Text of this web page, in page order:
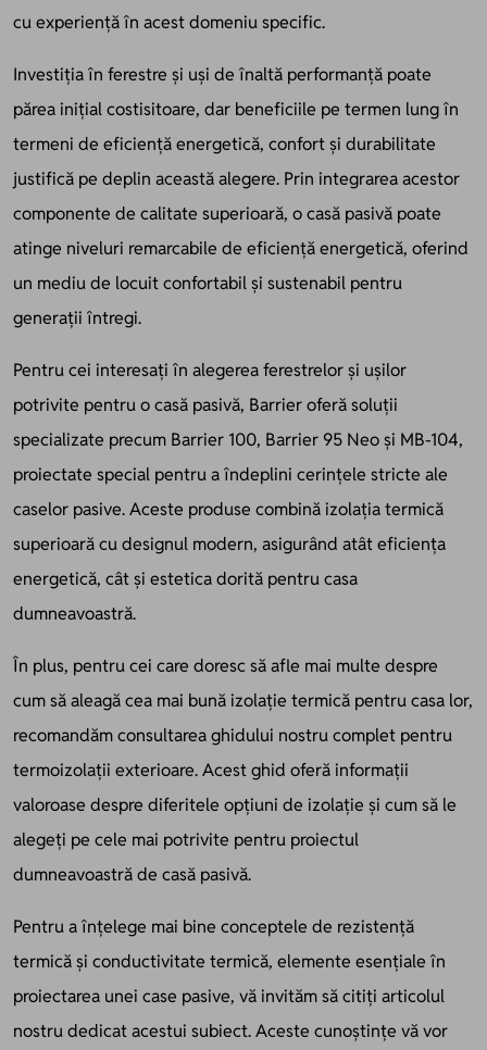
cu experiență în acest domeniu specific.
Investiția în ferestre și uși de înaltă performanță poate
părea inițial costisitoare, dar beneficiile pe termen lung în
termeni de eficiență energetică, confort și durabilitate
justifică pe deplin această alegere. Prin integrarea acestor
componente de calitate superioară, o casă pasivă poate
atinge niveluri remarcabile de eficiență energetică, oferind
un mediu de locuit confortabil și sustenabil pentru
generații întregi.
Pentru cei interesați în alegerea ferestrelor și ușilor
potrivite pentru o casă pasivă, Barrier oferă soluții
specializate precum Barrier 100, Barrier 95 Neo și MB-104,
proiectate special pentru a îndeplini cerințele stricte ale
caselor pasive. Aceste produse combină izolația termică
superioară cu designul modern, asigurând atât eficiența
energetică, cât și estetica dorită pentru casa
dumneavoastră.
În plus, pentru cei care doresc să afle mai multe despre
cum să aleagă cea mai bună izolație termică pentru casa lor,
recomandăm consultareaghidului nostru complet pentru
termoizolații exterioare. Acest ghid oferă informații
valoroase despre diferitele opțiuni de izolație și cum să le
alegeți pe cele mai potrivite pentru proiectul
dumneavoastră de casă pasivă.
Pentru a înțelege mai bine conceptele de rezistență
termică și conductivitate termică, elemente esențiale în
proiectarea unei case pasive, vă invităm să citiți articolul
nostru dedicat acestui subiect. Aceste cunoștințe vă vor